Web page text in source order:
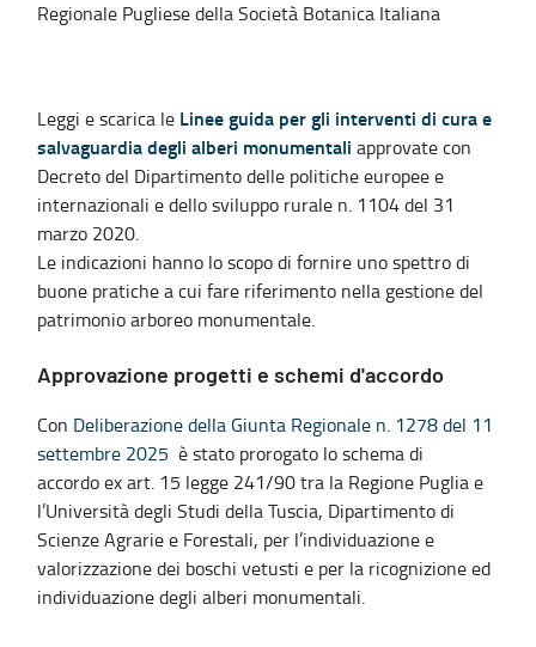
Regionale Pugliese della Società Botanica Italiana
Leggi e scarica le Linee guida per gli interventi di cura e
salvaguardia degli alberi monumentali approvate con
Decreto del Dipartimento delle politiche europee e
internazionali e dello sviluppo rurale n. 1104 del 31
marzo 2020.
Le indicazioni hanno lo scopo di fornire uno spettro di
buone pratiche a cui fare riferimento nella gestione del
patrimonio arboreo monumentale.
Approvazione progetti e schemi d'accordo
Con Deliberazione della Giunta Regionale n. 1278 del 11
settembre 2025 è stato prorogato lo schema di
accordo ex art. 15 legge 241/90 tra la Regione Puglia e
l’Università degli Studi della Tuscia, Dipartimento di
Scienze Agrarie e Forestali, per l’individuazione e
valorizzazione dei boschi vetusti e per la ricognizione ed
individuazione degli alberi monumentali.